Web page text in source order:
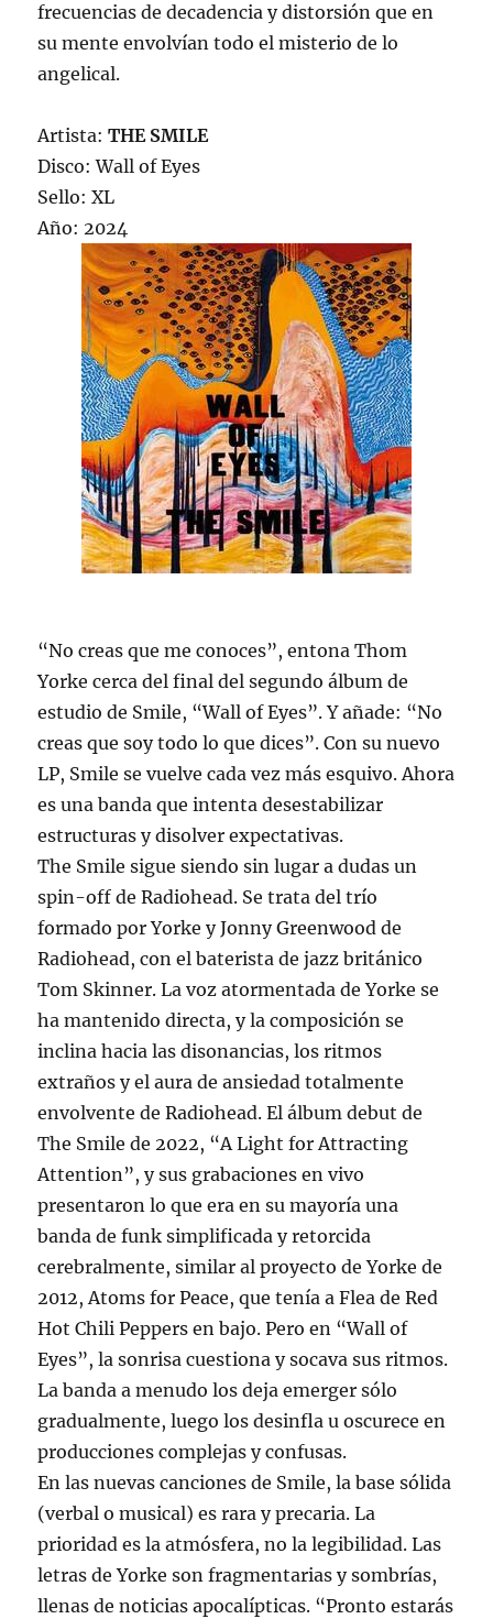
frecuencias de decadencia y distorsión que en
su mente envolvían todo el misterio de lo
angelical.
Artista:THE SMILE
Disco: Wall of Eyes
Sello: XL
Año: 2024
“No creas que me conoces”, entona Thom
Yorke cerca del final del segundo álbum de
estudio de Smile, “Wall of Eyes”. Y añade: “No
creas que soy todo lo que dices”. Con su nuevo
LP, Smile se vuelve cada vez más esquivo. Ahora
es una banda que intenta desestabilizar
estructuras y disolver expectativas.
The Smile sigue siendo sin lugar a dudas un
spin-off de Radiohead. Se trata del trío
formado por Yorke y Jonny Greenwood de
Radiohead, con el baterista de jazz británico
Tom Skinner. La voz atormentada de Yorke se
ha mantenido directa, y la composición se
inclina hacia las disonancias, los ritmos
extraños y el aura de ansiedad totalmente
envolvente de Radiohead. El álbum debut de
The Smile de 2022, “A Light for Attracting
Attention”, y sus grabaciones en vivo
presentaron lo que era en su mayoría una
banda de funk simplificada y retorcida
cerebralmente, similar al proyecto de Yorke de
2012, Atoms for Peace, que tenía a Flea de Red
Hot Chili Peppers en bajo. Pero en “Wall of
Eyes”, la sonrisa cuestiona y socava sus ritmos.
La banda a menudo los deja emerger sólo
gradualmente, luego los desinfla u oscurece en
producciones complejas y confusas.
En las nuevas canciones de Smile, la base sólida
(verbal o musical) es rara y precaria. La
prioridad es la atmósfera, no la legibilidad. Las
letras de Yorke son fragmentarias y sombrías,
llenas de noticias apocalípticas. “Pronto estarás